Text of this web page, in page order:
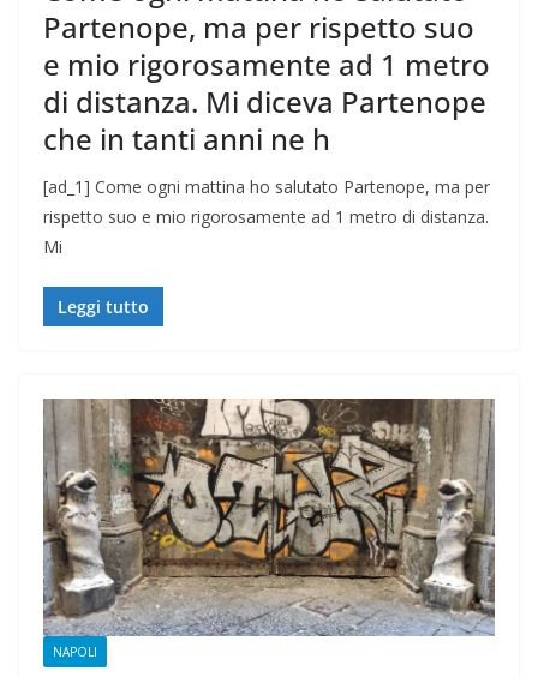
Partenope, ma per rispetto suo
e mio rigorosamente ad 1 metro
di distanza. Mi diceva Partenope
che in tanti anni ne h
[ad_1] Come ogni mattina ho salutato Partenope, ma per
rispetto suo e mio rigorosamente ad 1 metro di distanza.
Mi
Leggi tutto
NAPOLI